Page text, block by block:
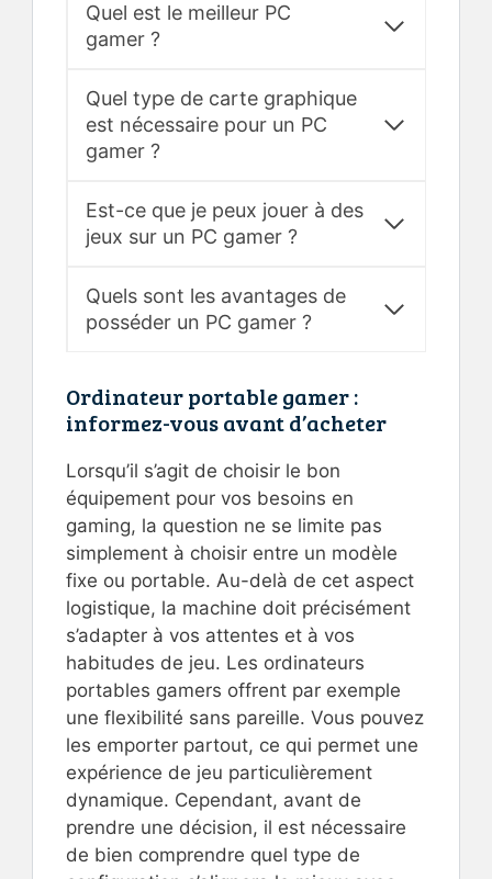
Quel est le meilleur PC
gamer ?
Quel type de carte graphique
est nécessaire pour un PC
gamer ?
Est-ce que je peux jouer à des
jeux sur un PC gamer ?
Quels sont les avantages de
posséder un PC gamer ?
Ordinateur portable gamer :
informez-vous avant d’acheter
Lorsqu’il s’agit de choisir le bon
équipement pour vos besoins en
gaming, la question ne se limite pas
simplement à choisir entre un modèle
fixe ou portable. Au-delà de cet aspect
logistique, la machine doit précisément
s’adapter à vos attentes et à vos
habitudes de jeu. Les ordinateurs
portables gamers offrent par exemple
une flexibilité sans pareille. Vous pouvez
les emporter partout, ce qui permet une
expérience de jeu particulièrement
dynamique. Cependant, avant de
prendre une décision, il est nécessaire
de bien comprendre quel type de